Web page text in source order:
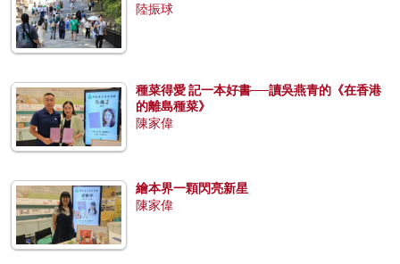
陸振球
種菜得愛 記一本好書──讀吳燕青的《在香港
的離島種菜》
陳家偉
繪本界一顆閃亮新星
陳家偉